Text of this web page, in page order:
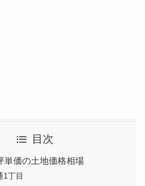
目次
単価の土地価格相場
1丁目